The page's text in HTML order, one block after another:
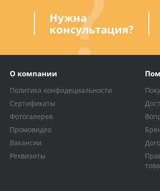
Нужна
консультация?
О компании
Политика конфидециальности
Сертификаты
Фотогалерея
Промовидео
Вакансии
Реквизиты